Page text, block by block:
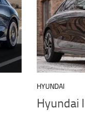
HYUNDAI
Hyundai